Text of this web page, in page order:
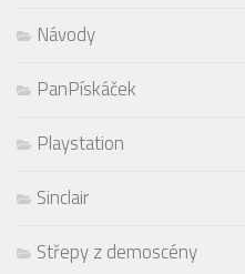
Návody
PanPískáček
Playstation
Sinclair
Střepy z demoscény